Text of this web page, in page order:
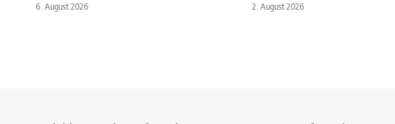
6. August 2026 2. August 2026